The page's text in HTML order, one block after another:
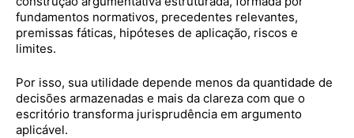
fundamentos normativos, precedentes relevantes,
premissas fáticas, hipóteses de aplicação, riscos e
limites.
Por isso, sua utilidade depende menos da quantidade de
decisões armazenadas e mais da clareza com que o
escritório transforma jurisprudência em argumento
aplicável.